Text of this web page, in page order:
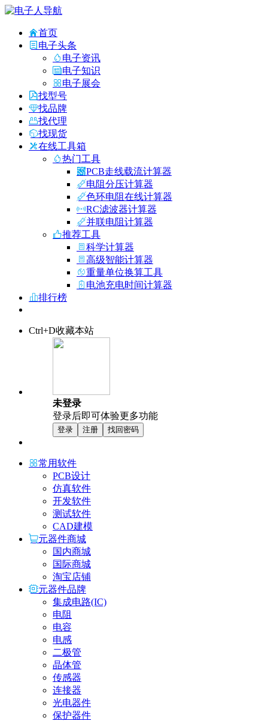
首页
电子头条
电子资讯
电子知识
电子展会
找型号
找品牌
找代理
找现货
在线工具箱
热门工具
PCB走线载流计算器
电阻分压计算器
色环电阻在线计算器
RC滤波器计算器
并联电阻计算器
推荐工具
科学计算器
高级智能计算器
重量单位换算工具
电池充电时间计算器
排行榜
Ctrl+D收藏本站
未登录
登录后即可体验更多功能
登录 注册 找回密码
常用软件
PCB设计
仿真软件
开发软件
测试软件
CAD建模
元器件商城
国内商城
国际商城
淘宝店铺
元器件品牌
集成电路(IC)
电阻
电容
电感
二极管
晶体管
传感器
连接器
光电器件
保护器件